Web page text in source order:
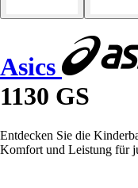
Asics
1130 GS
Entdecken Sie die
Komfort und Leistung für